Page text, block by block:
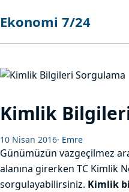
Ekonomi 7/24
Kimlik
10 Nisan 2016· Emre
Günümüzün vazgeçilmez
alanına girerken TC Kimlik
sorgulayabilirsiniz. Kimlik